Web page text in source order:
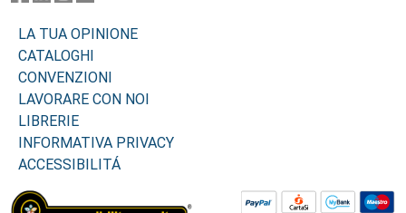
LA TUA OPINIONE
CATALOGHI
CONVENZIONI
LAVORARE CON NOI
LIBRERIE
INFORMATIVA PRIVACY
ACCESSIBILITÁ